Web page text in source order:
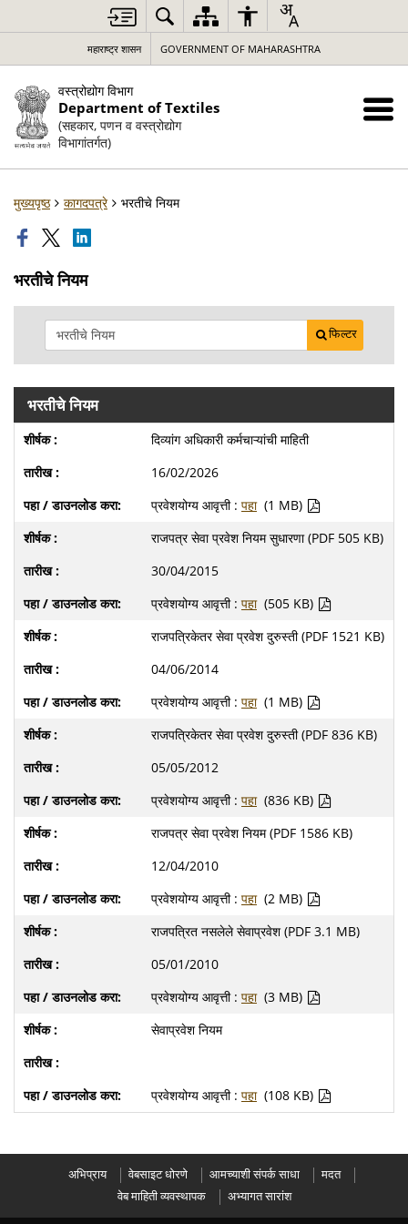
महाराष्ट्र शासन GOVERNMENT OF MAHARASHTRA
वस्त्रोद्योग विभाग
Department of Textiles
(सहकार, पणन व वस्त्रोद्योग
विभागांतर्गत)
मुख्यपृष्ठ कागदपत्रे भरतीचे नियम
भरतीचे नियम
फिल्टर
भरतीचे नियम
दिव्यांग अधिकारी कर्मचाऱ्यांची माहिती
16/02/2026
प्रवेशयोग्य आवृत्ती : पहा (1 MB)
राजपत्र सेवा प्रवेश नियम सुधारणा (PDF 505 KB)
30/04/2015
प्रवेशयोग्य आवृत्ती : पहा (505 KB)
राजपत्रिकेतर सेवा प्रवेश दुरुस्ती (PDF 1521 KB)
04/06/2014
प्रवेशयोग्य आवृत्ती : पहा (1 MB)
राजपत्रिकेतर सेवा प्रवेश दुरुस्ती (PDF 836 KB)
05/05/2012
प्रवेशयोग्य आवृत्ती : पहा (836 KB)
राजपत्र सेवा प्रवेश नियम (PDF 1586 KB)
12/04/2010
प्रवेशयोग्य आवृत्ती : पहा (2 MB)
राजपत्रित नसलेले सेवाप्रवेश (PDF 3.1 MB)
05/01/2010
प्रवेशयोग्य आवृत्ती : पहा (3 MB)
सेवाप्रवेश नियम
प्रवेशयोग्य आवृत्ती : पहा (108 KB)
अभिप्राय वेबसाइट धोरणे आमच्याशी संपर्क साधा
मदत
वेब माहिती व्यवस्थापक
अभ्यागत सारांश